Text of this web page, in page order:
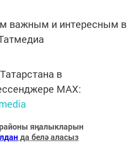
важным и интересным в
в
MАХ:
яңалыкларын
да белә аласыз